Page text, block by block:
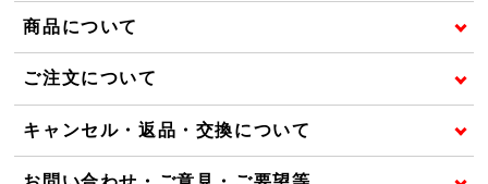
商品について
ご注文について
キャンセル・返品・交換について